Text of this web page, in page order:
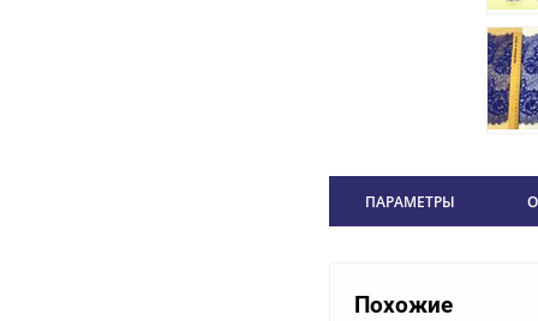
ПАРАМЕТРЫ
Похожие